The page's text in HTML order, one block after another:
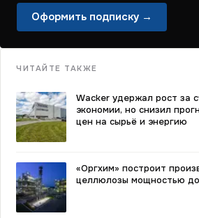
Оформить подписку →
ЧИТАЙТЕ ТАКЖЕ
Wacker удержал рост за
экономии, но снизил
цен на сырьё и энергию
«Оргхим» построит
целлюлозы мощностью до